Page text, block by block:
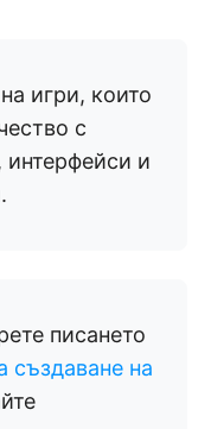
игри, които
с
интерфейси и
писането
създаване на